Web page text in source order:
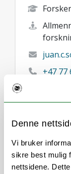
Denne
Vi bruker
sikre best mulig
nettsidene.
Forsker
+47 77
Her